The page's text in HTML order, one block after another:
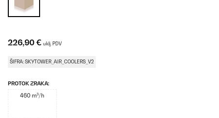
226,90 € uklj. PDV
ŠIFRA: SKYTOWER_AIR_COOLERS_V2
PROTOK ZRAKA:
460 m³/h